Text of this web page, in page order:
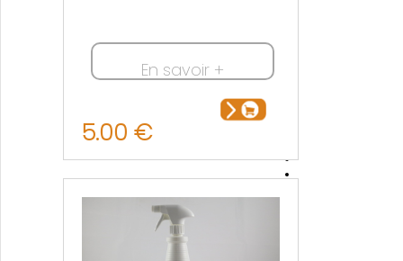
En savoir +
5.00 €